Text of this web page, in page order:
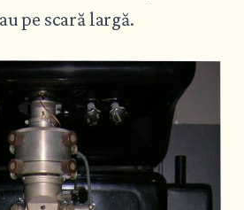
pe scară largă.